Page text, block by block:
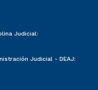
Judicial:
Judicial - DEAJ: